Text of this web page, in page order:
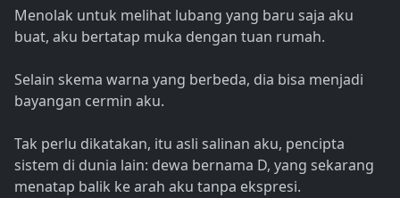
Menolak untuk melihat lubang yang baru saja aku
buat, aku bertatap muka dengan tuan rumah.
Selain skema warna yang berbeda, dia bisa menjadi
bayangan cermin aku.
Tak perlu dikatakan, itu asli salinan aku, pencipta
sistem di dunia lain: dewa bernama D, yang sekarang
menatap balik ke arah aku tanpa ekspresi.